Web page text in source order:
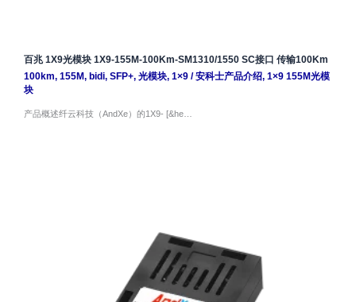
百兆 1X9光模块 1X9-155M-100Km-SM1310/1550 SC接口 传输100Km
100km, 155M, bidi, SFP+, 光模块, 1×9/安科士产品介绍, 1×9 155M光模
块
产品概述纤云科技（AndXe）的1X9- [&he…